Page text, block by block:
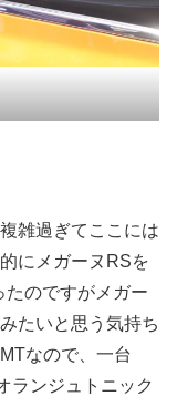
雑過ぎてここには
にメガーヌRSを
のですがメガー
たいと思う気持ち
なので、一台
ランジュトニック